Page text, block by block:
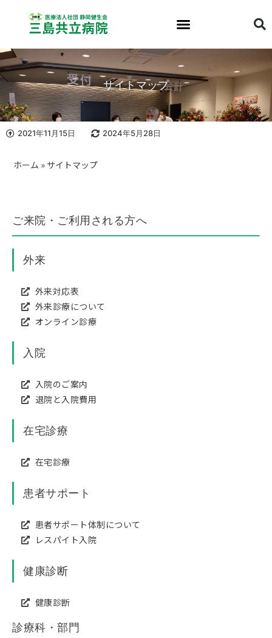
サイトマップ
ホーム » サイトマップ
2021年11月15日 2024年5月28日
ご来院・ご利用される方へ
外来
外来対応表
外来診療について
オンライン診療
入院
入院のご案内
退院と入院費用
在宅診療
在宅診療
患者サポート
患者サポート体制について
レスパイト入院
健康診断
健康診断
診療科・部門